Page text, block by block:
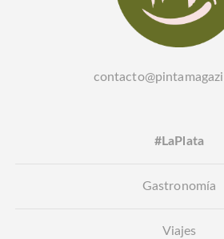
#LaPlata
Gastronomía
Viajes